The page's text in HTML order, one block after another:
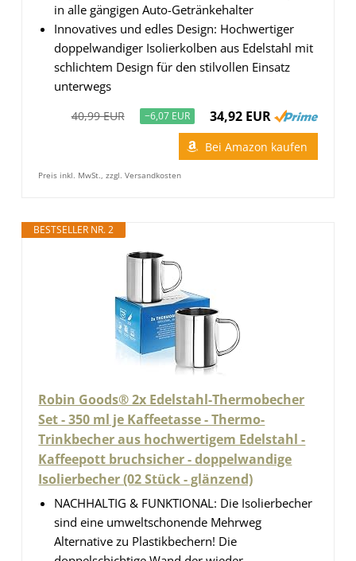
in alle gängigen Auto-Getränkehalter
Innovatives und edles Design: Hochwertiger
doppelwandiger Isolierkolben aus Edelstahl mit
schlichtem Design für den stilvollen Einsatz
unterwegs
40,99 EUR −6,07 EUR 34,92 EUR
Bei Amazon kaufen
Preis inkl. MwSt., zzgl. Versandkosten
BESTSELLER NR. 2
Robin Goods® 2x Edelstahl-Thermobecher
Set - 350 ml je Kaffeetasse - Thermo-
Trinkbecher aus hochwertigem Edelstahl -
Kaffeepott bruchsicher - doppelwandige
Isolierbecher (02 Stück - glänzend)
NACHHALTIG & FUNKTIONAL: Die Isolierbecher
sind eine umweltschonende Mehrweg
Alternative zu Plastikbechern! Die